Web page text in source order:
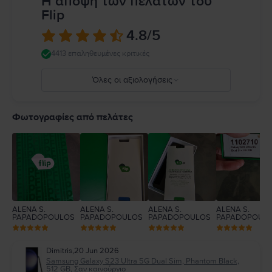
Flip
4.8/5
4413 επαληθευμένες κριτικές
Όλες οι αξιολογήσεις
4
Φωτογραφίες από πελάτες
ALENA S.
PAPADOPOULOS
ALENA S.
PAPADOPOULOS
ALENA S.
PAPADOPOULOS
ALENA S.
Dimitris,20 Jun 2026
Samsung Galaxy S23 Ultra 5G Dual Sim, Phantom Black,
512 GB, Σαν καινούργιο